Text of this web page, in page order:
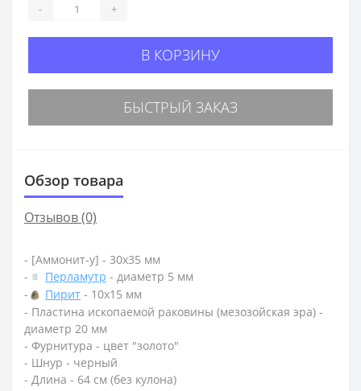
- +
В КОРЗИНУ
БЫСТРЫЙ ЗАКАЗ
Обзор товара
Отзывов (0)
- [Аммонит-у] - 30х35 мм
-
Перламутр - диаметр 5 мм
-
Пирит - 10х15 мм
- Пластина ископаемой раковины (мезозойская эра) -
диаметр 20 мм
- Фурнитура - цвет "золото"
- Шнур - черный
- Длина - 64 см (без кулона)